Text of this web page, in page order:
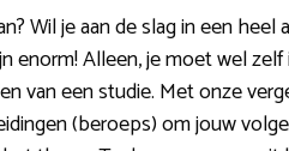
Wil je aan de slag in een
enorm! Alleen, je moet wel
van een studie. Met onze
(beroeps) om jouw